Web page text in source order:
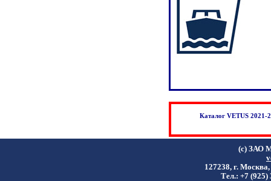
Каталог VETUS 2021-
(c) ЗАО
127238, г.
Тел.: +7 (925)